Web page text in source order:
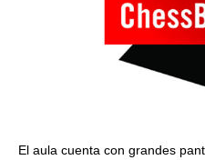
El aula cuenta con grandes